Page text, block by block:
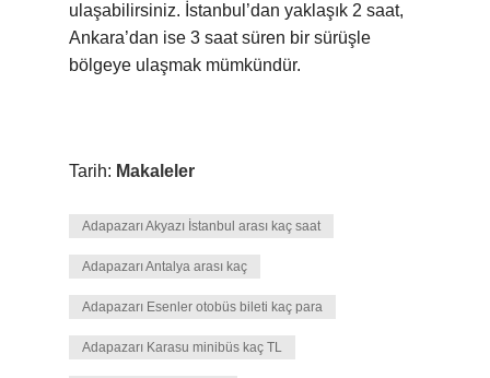
ulaşabilirsiniz. İstanbul’dan yaklaşık 2 saat,
Ankara’dan ise 3 saat süren bir sürüşle
bölgeye ulaşmak mümkündür.
Tarih: Makaleler
Adapazarı Akyazı İstanbul arası kaç saat
Adapazarı Antalya arası kaç
Adapazarı Esenler otobüs bileti kaç para
Adapazarı Karasu minibüs kaç TL